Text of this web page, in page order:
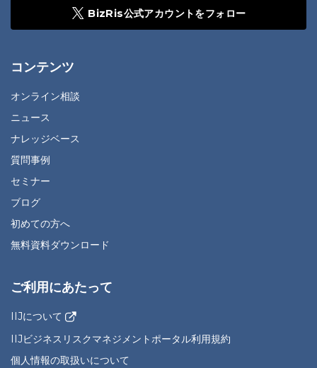
BizRis公式アカウントをフォロー
コンテンツ
オンライン相談
ニュース
ナレッジベース
質問事例
セミナー
ブログ
初めての方へ
無料資料ダウンロード
ご利用にあたって
IIJについて
IIJビジネスリスクマネジメントポータル利用規約
個人情報の取扱いについて